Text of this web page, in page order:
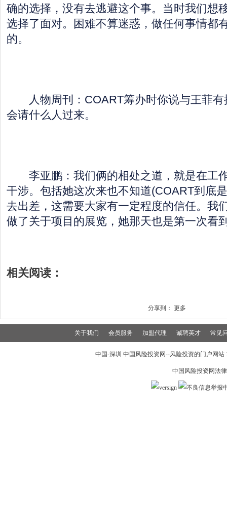
确的选择，没有去逃避这个事。当时我们想
选择了面对。困难不算迷惑，做任何事情都
的。
人物周刊：COART筹办时你说与王菲有
会请什么人过来。
李亚鹏：我们俩的相处之道，就是在工
干涉。包括她这次来也不知道(COART到底
去出差，这需要大家有一定程度的信任。我
做了关于项目的展览，她那天也是第一次看
相关阅读：
分享到： 更多
关于我们 会员服务 加盟代理 诚聘英才 常见
中国-深圳 中国风险投资网--风险投资的门户网
中国风险投资网法